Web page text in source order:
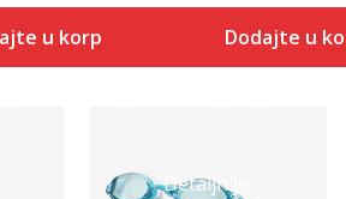
u korpu Dodajte u
Detaljnije